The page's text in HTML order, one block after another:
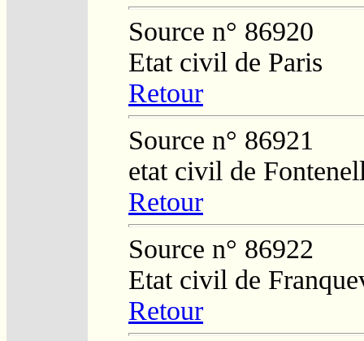
Source n° 86920
Etat civil de Paris
Retour
Source n° 86921
etat civil de
Retour
Source n° 86922
Etat civil de
Retour